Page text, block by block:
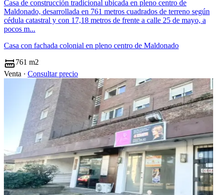
Casa de construcción tradicional ubicada en pleno centro de
Maldonado, desarrollada en 761 metros cuadrados de terreno según
cédula catastral y con 17,18 metros de frente a calle 25 de mayo, a
pocos m...
Casa con fachada colonial en pleno centro de Maldonado
761 m2
Venta · Consultar precio